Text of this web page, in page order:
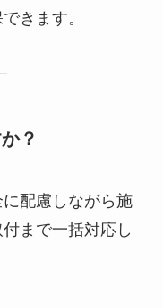
きます。
？
配慮しながら施
まで一括対応し